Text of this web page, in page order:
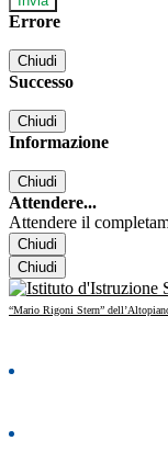
Errore
Chiudi
Successo
Chiudi
Informazione
Chiudi
Attendere...
Attendere il
Chiudi
Chiudi
“Mario Rigoni Stern”